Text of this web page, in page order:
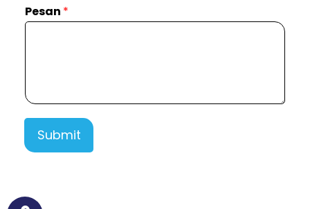
Pesan *
Submit